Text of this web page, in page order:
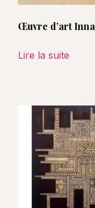
Œuvre d’art Inna
Lire la suite